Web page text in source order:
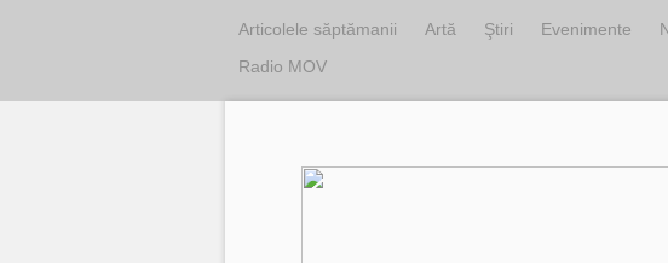
Articolele săptămanii Artă Ştiri Evenimente
Radio MOV